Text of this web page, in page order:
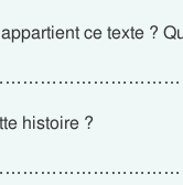
ce texte ?
histoire ?